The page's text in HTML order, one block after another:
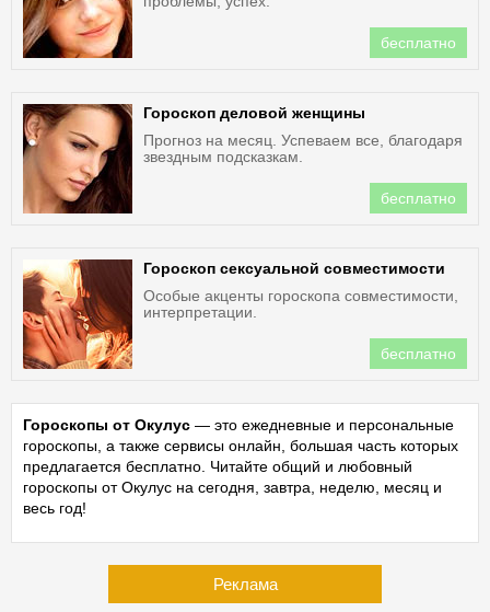
бесплатно
Гороскоп деловой женщины
Прогноз на месяц. Успеваем все, благодаря
звездным подсказкам.
бесплатно
Гороскоп сексуальной совместимости
Особые акценты гороскопа совместимости,
интерпретации.
бесплатно
Гороскопы от Окулус — это ежедневные и персональные
гороскопы, а также сервисы онлайн, большая часть которых
предлагается бесплатно. Читайте общий и любовный
гороскопы от Окулус на сегодня, завтра, неделю, месяц и
весь год!
Реклама